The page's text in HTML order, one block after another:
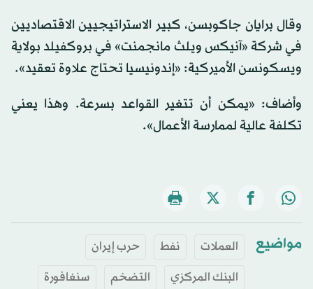
وقال برايان جاكوبسن، كبير الاستراتيجيين الاقتصاديين
في شركة «آنيكس ويلث مانجمنت» في بروكفيلد بولاية
ويسكونسن الأميركية: «إندونيسيا تحتاج علاوة تعقيد».
وأضاف: «يمكن أن تتغير القواعد بسرعة. وهذا يعني
تكلفة عالية لممارسة الأعمال».
مواضيع العملات نفط
حرب إيران
البنك المركزي
التضخم سنغافورة